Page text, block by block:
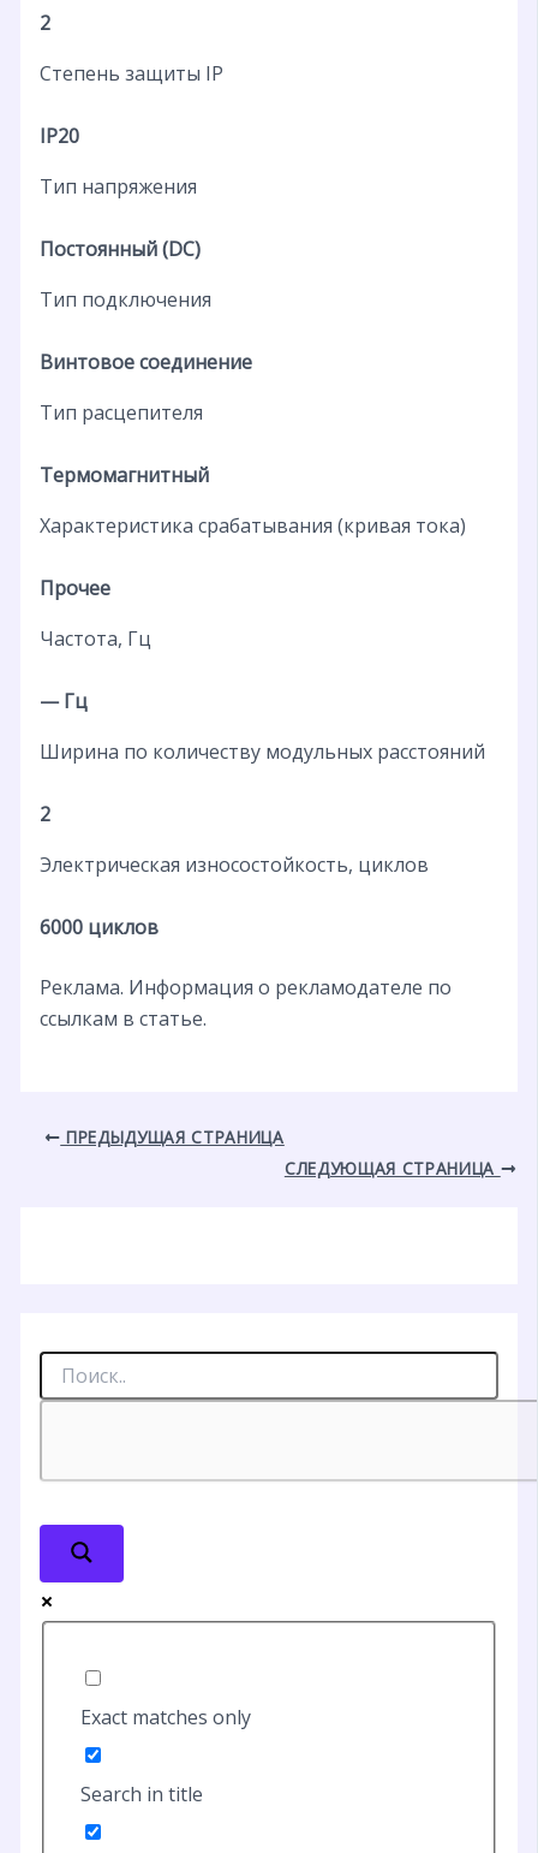
2
Степень защиты IP
IP20
Тип напряжения
Постоянный (DC)
Тип подключения
Винтовое соединение
Тип расцепителя
Термомагнитный
Характеристика срабатывания (кривая тока)
Прочее
Частота, Гц
— Гц
Ширина по количеству модульных расстояний
2
Электрическая износостойкость, циклов
6000 циклов
Реклама. Информация о рекламодателе по
ссылкам в статье.
ПРЕДЫДУЩАЯ СТРАНИЦА
СЛЕДУЮЩАЯ СТРАНИЦА
Exact matches only
Search in title